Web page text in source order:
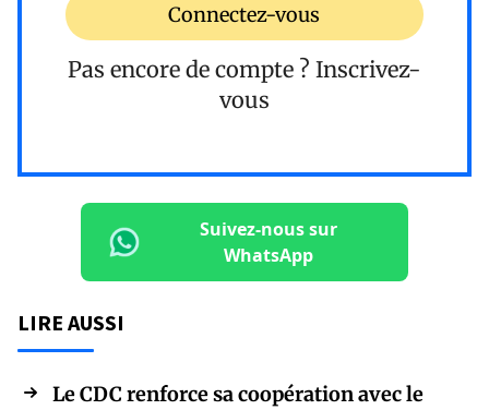
Connectez-vous
Pas encore de compte ? Inscrivez-
vous
Suivez-nous sur
WhatsApp
LIRE AUSSI
Le CDC renforce sa coopération avec le